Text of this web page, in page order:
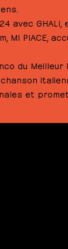
avec GHALI,
MI PIACE,
du Meilleur
et